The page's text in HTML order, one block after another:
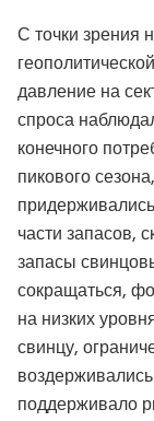
С точки зрения
давление на
спроса
конечного
пикового
части запасов,
запасы
сокращаться,
на низких
свинцу,
поддерживало